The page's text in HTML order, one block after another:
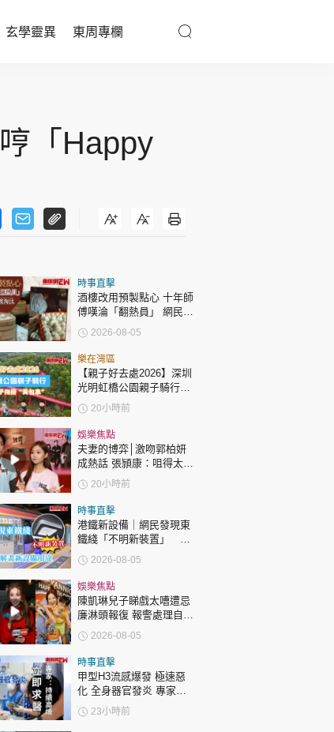
玄學靈異 東周專欄
子天地
樂名人
化藝術
政財經
康生活
食旅遊
The Standard 親子王
載 ©Eastweek.com.hk. All rights reserved.
「Happy
時事直擊
酒樓改用預製點心 十年師
傅嘆淪「翻熱員」 網民憂
傳統手藝被淘汰
2026-08-05
樂在灣區
【親子好去處2026】深圳
光明虹橋公園親子騎行：
「電助力黃包車」2小時
環湖
20小時前
娛樂焦點
夫妻的博弈│激吻郭柏妍
成熱話 張頴康：咀得太
多，一啲都唔享受！
20小時前
時事直擊
港鐵新設備｜網民發現東
鐵綫「不明新裝置」 港
鐵解畫新設備用途
2026-08-05
娛樂焦點
陳凱琳兒子睇戲太嘈遭忌
廉淋頭報復 報警處理自責
護子不力 歐錦棠陳倩揚齊
表態「媽媽有責任」
2026-08-05
時事直擊
甲型H3流感爆發 極速惡
化 全身器官發炎 專家：
持續高燒要立即求醫
23小時前